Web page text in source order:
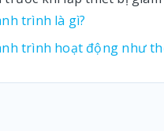
trình là gì?
trình hoạt động như